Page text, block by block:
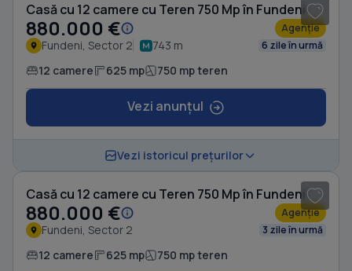
Casă cu 12 camere cu Teren 750 Mp în Fundeni
880.000 € Agenție
Fundeni, Sector 2 743 m 6 zile în urmă
12 camere 625 mp 750 mp teren
Vezi anunțul
Vezi istoricul prețurilor
Casă cu 12 camere cu Teren 750 Mp în Fundeni
880.000 € Agenție
Fundeni, Sector 2 3 zile în urmă
12 camere 625 mp 750 mp teren